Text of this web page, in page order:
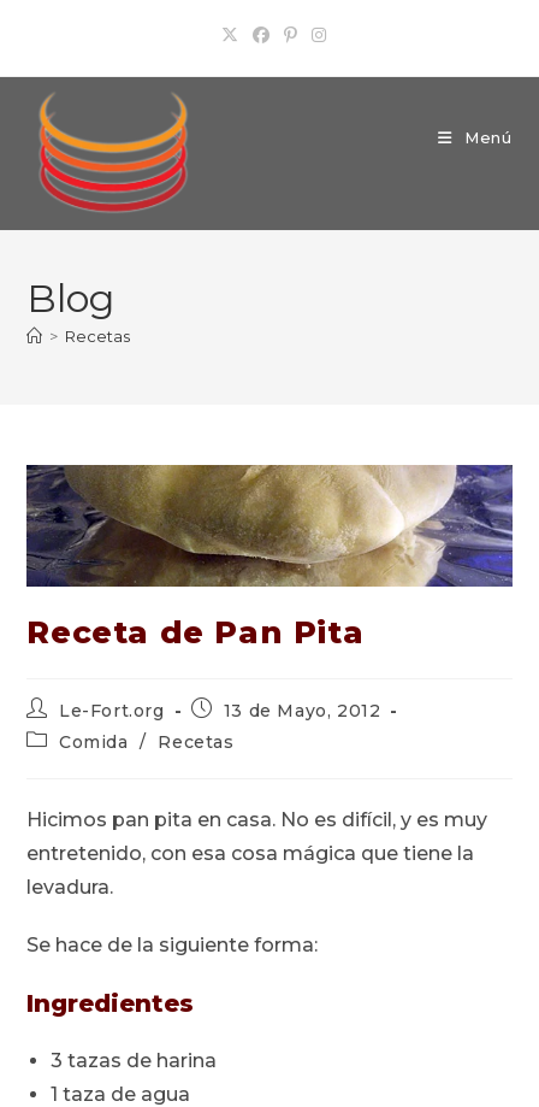
contenido
Menú
Blog
> Recetas
Receta de Pan Pita
Autor
de
la
Le-Fort.org
Publicación
la
13 de Mayo, 2012
Categoría
entrada:
Comida / Recetas
Hicimos pan pita en casa. No es difícil, y es muy
entretenido, con esa cosa mágica que tiene la
levadura.
Se hace de la siguiente forma:
Ingredientes
3 tazas de harina
1 taza de agua